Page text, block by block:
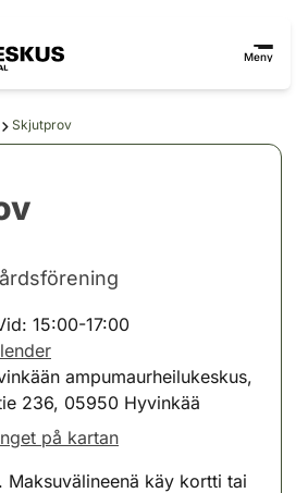
Meny
Skjutprov
15:00-17:00
ampumaurheilukeskus,
236, 05950 Hyvinkää
på kartan
välilehteen)
Maksuvälineenä käy kortti tai